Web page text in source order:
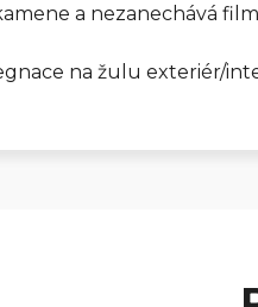
a nezanechává